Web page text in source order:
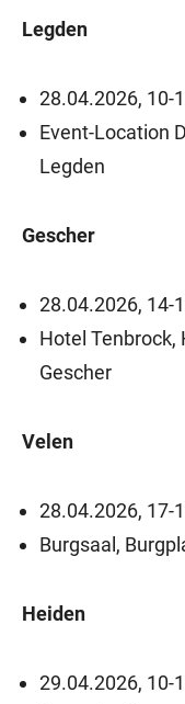
Legden
28.04.2026, 10-
Event-Location
Legden
Gescher
28.04.2026, 14-
Hotel
Gescher
Velen
28.04.2026, 17-
Burgsaal,
Heiden
29.04.2026, 10-